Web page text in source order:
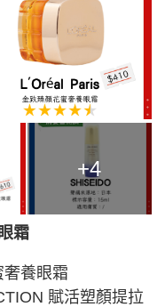
+4
霜
養眼霜
賦活塑顏提拉